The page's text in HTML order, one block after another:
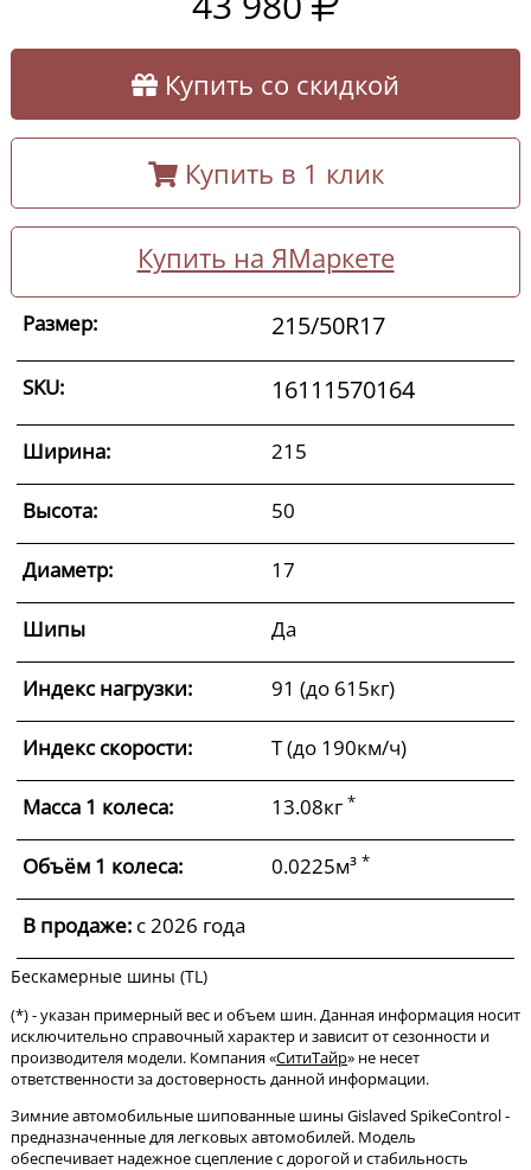
Купить со скидкой
Купить в 1 клик
Купить на ЯМаркете
Размер: 215/50R17
SKU: 16111570164
Ширина: 215
Высота: 50
Диаметр: 17
Шипы Да
Индекс нагрузки: 91 (до 615кг)
Индекс скорости: T (до 190км/ч)
Масса 1 колеса: 13.08кг *
Объём 1 колеса: 0.0225м³ *
В продаже: c 2026 года
Бескамерные шины (TL)
(*) - указан примерный вес и объем шин. Данная информация носит
исключительно справочный характер и зависит от сезонности и
производителя модели. Компания «СитиТайр» не несет
ответственности за достоверность данной информации.
Зимние автомобильные шипованные шины Gislaved SpikeControl -
предназначенные для легковых автомобилей. Модель
обеспечивает надежное сцепление с дорогой и стабильность